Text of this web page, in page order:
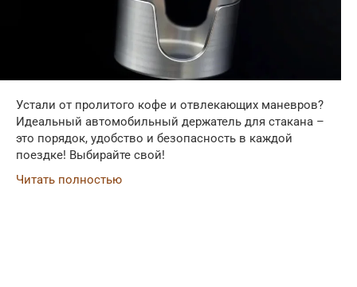
Устали от пролитого кофе и отвлекающих маневров?
Идеальный автомобильный держатель для стакана –
это порядок, удобство и безопасность в каждой
поездке! Выбирайте свой!
Читать полностью